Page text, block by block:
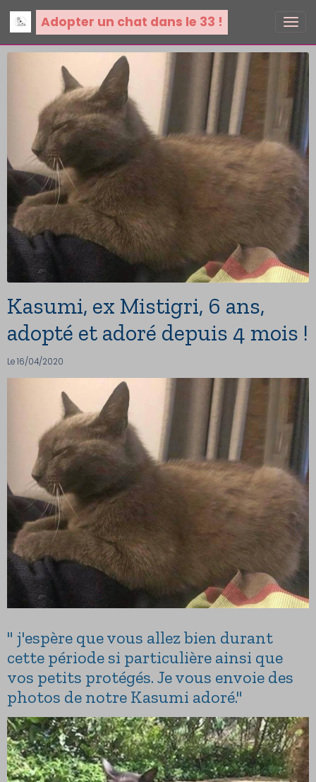
Adopter un chat dans le 33 !
Kasumi, ex Mistigri, 6 ans,
adopté et adoré depuis 4 mois !
Le 16/04/2020
" j'espère que vous allez bien durant
cette période si particulière ainsi que
vos petits protégés. Je vous envoie des
photos de notre Kasumi adoré."